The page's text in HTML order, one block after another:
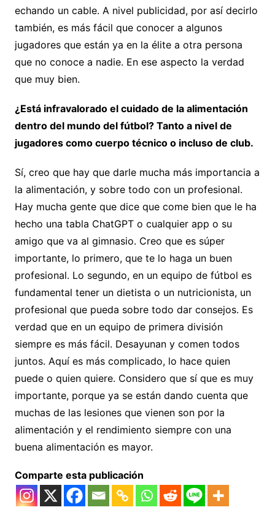
echando un cable. A nivel publicidad, por así decirlo
también, es más fácil que conocer a algunos
jugadores que están ya en la élite a otra persona
que no conoce a nadie. En ese aspecto la verdad
que muy bien.
¿Está infravalorado el cuidado de la alimentación
dentro del mundo del fútbol? Tanto a nivel de
jugadores como cuerpo técnico o incluso de club.
Sí, creo que hay que darle mucha más importancia a
la alimentación, y sobre todo con un profesional.
Hay mucha gente que dice que come bien que le ha
hecho una tabla ChatGPT o cualquier app o su
amigo que va al gimnasio. Creo que es súper
importante, lo primero, que te lo haga un buen
profesional. Lo segundo, en un equipo de fútbol es
fundamental tener un dietista o un nutricionista, un
profesional que pueda sobre todo dar consejos. Es
verdad que en un equipo de primera división
siempre es más fácil. Desayunan y comen todos
juntos. Aquí es más complicado, lo hace quien
puede o quien quiere. Considero que sí que es muy
importante, porque ya se están dando cuenta que
muchas de las lesiones que vienen son por la
alimentación y el rendimiento siempre con una
buena alimentación es mayor.
Comparte esta publicación